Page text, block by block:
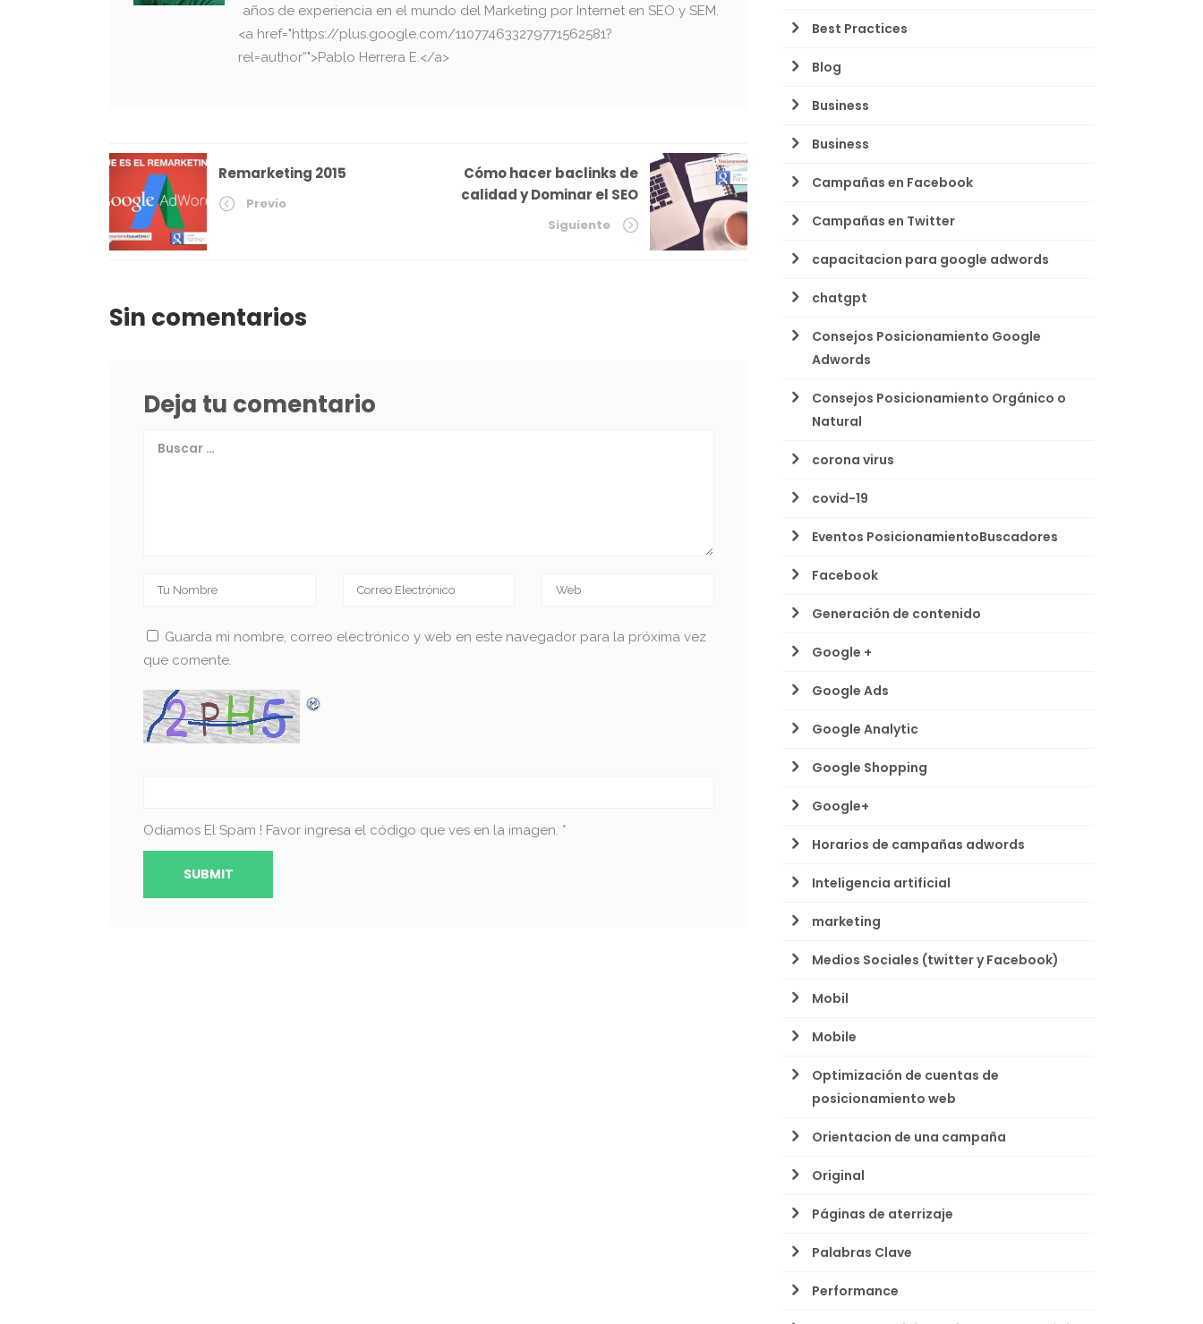
años de experiencia en el mundo del Marketing por Internet en SEO y SEM.
<a href="https://plus.google.com/110774633279771562581?
rel=author”">Pablo Herrera E.</a>
Remarketing 2015
Previo
Cómo hacer baclinks de
calidad y Dominar el SEO
Siguiente
Sin comentarios
Deja tu comentario
Guarda mi nombre, correo electrónico y web en este navegador para la próxima vez
que comente.
Odiamos El Spam ! Favor ingresa el código que ves en la imagen. *
Best Practices
Blog
Business
Business
Campañas en Facebook
Campañas en Twitter
capacitacion para google adwords
chatgpt
Consejos Posicionamiento Google
Adwords
Consejos Posicionamiento Orgánico o
Natural
corona virus
covid-19
Eventos PosicionamientoBuscadores
Facebook
Generación de contenido
Google +
Google Ads
Google Analytic
Google Shopping
Google+
Horarios de campañas adwords
Inteligencia artificial
marketing
Medios Sociales (twitter y Facebook)
Mobil
Mobile
Optimización de cuentas de
posicionamiento web
Orientacion de una campaña
Original
Páginas de aterrizaje
Palabras Clave
Performance